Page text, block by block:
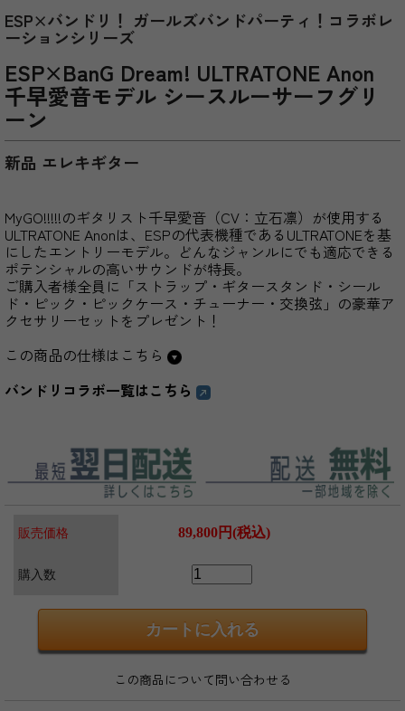
ESP×バンドリ！ ガールズバンドパーティ！コラボレ
ーションシリーズ
ESP×BanG Dream! ULTRATONE Anon
千早愛音モデル シースルーサーフグリ
ーン
新品 エレキギター
MyGO!!!!!のギタリスト千早愛音（CV：立石凛）が使用する
ULTRATONE Anonは、ESPの代表機種であるULTRATONEを基
にしたエントリーモデル。どんなジャンルにでも適応できる
ポテンシャルの高いサウンドが特長。
ご購入者様全員に「ストラップ・ギタースタンド・シール
ド・ピック・ピックケース・チューナー・交換弦」の豪華ア
クセサリーセットをプレゼント！
この商品の仕様はこちら
バンドリコラボ一覧はこちら
販売価格 89,800円(税込)
購入数
この商品について問い合わせる